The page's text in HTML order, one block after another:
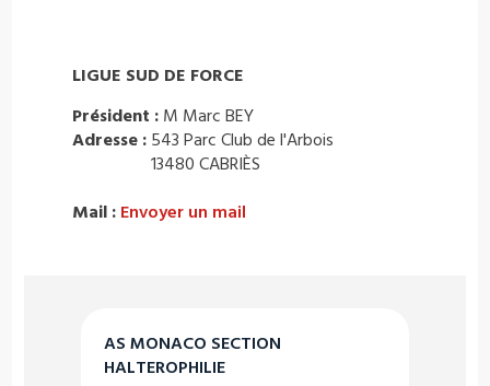
AS MONACO SECTION
HALTEROPHILIE
LIGUE SUD DE FORCE
Président : M Marc BEY
Adresse : 543 Parc Club de l'Arbois
13480 CABRIÈS
Mail : Envoyer un mail